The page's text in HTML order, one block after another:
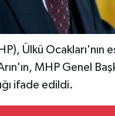
Ülkü Ocakları'nın
MHP Genel
ifade edildi.